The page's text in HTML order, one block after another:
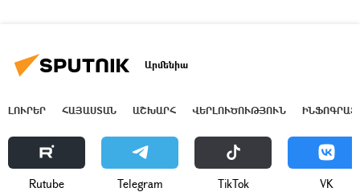
Արմենիա
ԼՈՒՐԵՐ ՀԱՅԱՍՏԱՆ ԱՇԽԱՐՀ ՎԵՐԼՈՒԾՈՒԹՅՈՒՆ
Rutube Telegram ТikТоk VK